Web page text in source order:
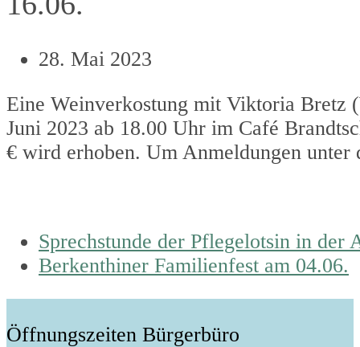
28. Mai 2023
Eine Weinverkostung mit Viktoria Bretz
Juni 2023 ab 18.00 Uhr im Café
€ wird erhoben. Um Anmeldungen
previous
post:
Sprechstunde der Pflegelotsin in
next
Berkenthiner Familienfest am 04.06.
Öffnungszeiten Bürgerbüro